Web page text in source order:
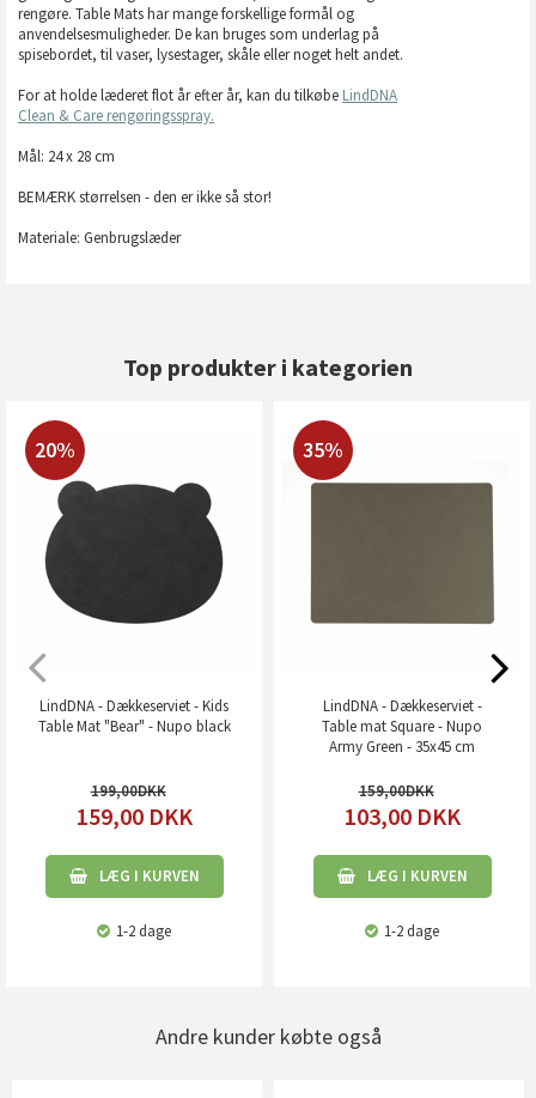
rengøre. Table Mats har mange forskellige formål og
anvendelsesmuligheder. De kan bruges som underlag på
spisebordet, til vaser, lysestager, skåle eller noget helt andet.
For at holde læderet flot år efter år, kan du tilkøbe LindDNA
Clean & Care rengøringsspray.
Mål: 24 x 28 cm
BEMÆRK størrelsen - den er ikke så stor!
Materiale: Genbrugslæder
Top produkter i kategorien
20%
LindDNA - Dækkeserviet - Kids
Table Mat "Bear" - Nupo black
199,00
159,00 DKK
LÆG I KURVEN
1-2 dage
35%
LindDNA - Dækkeserviet -
Table mat Square - Nupo
Army Green - 35x45 cm
159,00
103,00 DKK
LÆG I KURVEN
1-2 dage
Andre kunder købte også